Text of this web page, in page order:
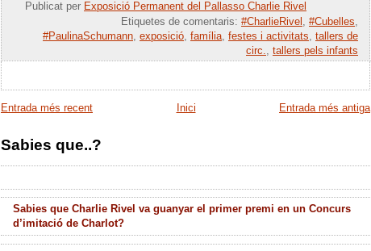
Publicat per Exposició Permanent del Pallasso Charlie Rivel
Etiquetes de comentaris: #CharlieRivel , #Cubelles,
#PaulinaSchumann, exposició, família, festes i activitats, tallers de
circ., tallers pels infants
Entrada més recent Entrada més antiga
Inici
Sabies que..?
Sabies que Charlie Rivel va guanyar el primer premi en un Concurs
d’imitació de Charlot?